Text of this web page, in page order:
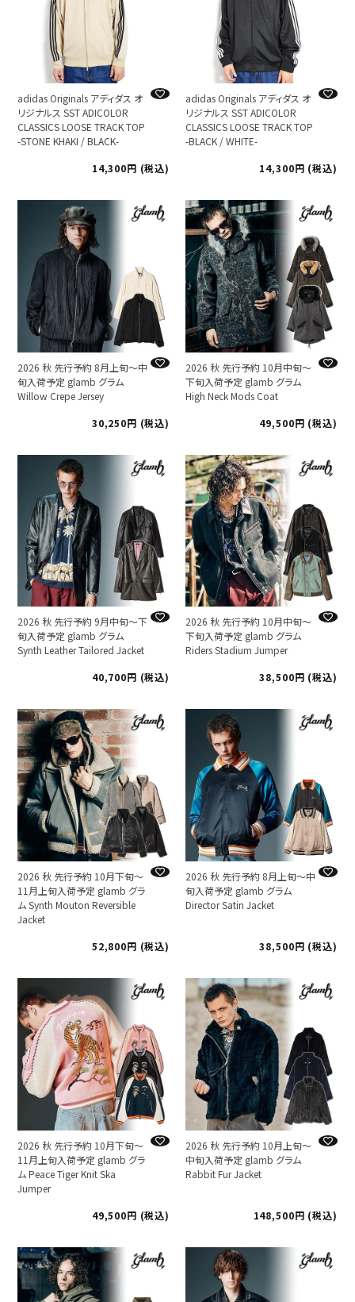
adidas Originals アディダス オ
リジナルス SST ADICOLOR
CLASSICS LOOSE TRACK TOP
-STONE KHAKI / BLACK-
14,300
税込
adidas Originals アディダス オ
リジナルス SST ADICOLOR
CLASSICS LOOSE TRACK TOP
-BLACK / WHITE-
14,300
税込
2026 秋 先行予約 8月上旬～中
旬入荷予定 glamb グラム
Willow Crepe Jersey
30,250
税込
2026 秋 先行予約 10月中旬～
下旬入荷予定 glamb グラム
High Neck Mods Coat
49,500
税込
2026 秋 先行予約 9月中旬～下
旬入荷予定 glamb グラム
Synth Leather Tailored Jacket
40,700
税込
2026 秋 先行予約 10月中旬～
下旬入荷予定 glamb グラム
Riders Stadium Jumper
38,500
税込
2026 秋 先行予約 10月下旬～
11月上旬入荷予定 glamb グラ
ム Synth Mouton Reversible
Jacket
52,800
税込
2026 秋 先行予約 8月上旬～中
旬入荷予定 glamb グラム
Director Satin Jacket
38,500 税込
2026 秋 先行予約 10月下旬～
11月上旬入荷予定 glamb グラ
ム Peace Tiger Knit Ska
Jumper
49,500
税込
2026 秋 先行予約 10月上旬～
中旬入荷予定 glamb グラム
Rabbit Fur Jacket
148,500 税込